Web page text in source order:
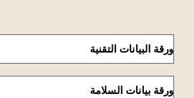
ورقة البيانات التقنية
ورقة بيانات السلامة